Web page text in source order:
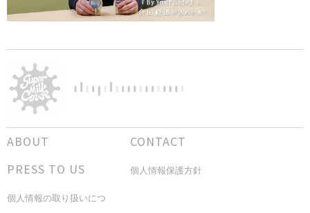
ABOUT
CONTACT
PRESS TO US
個人情報保護方針
個人情報の取り扱いにつ